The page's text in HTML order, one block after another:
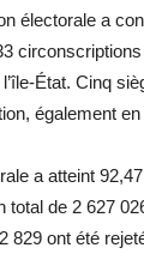
électorale a
État. Cinq
également en
a atteint
total de 2 627
829 ont été